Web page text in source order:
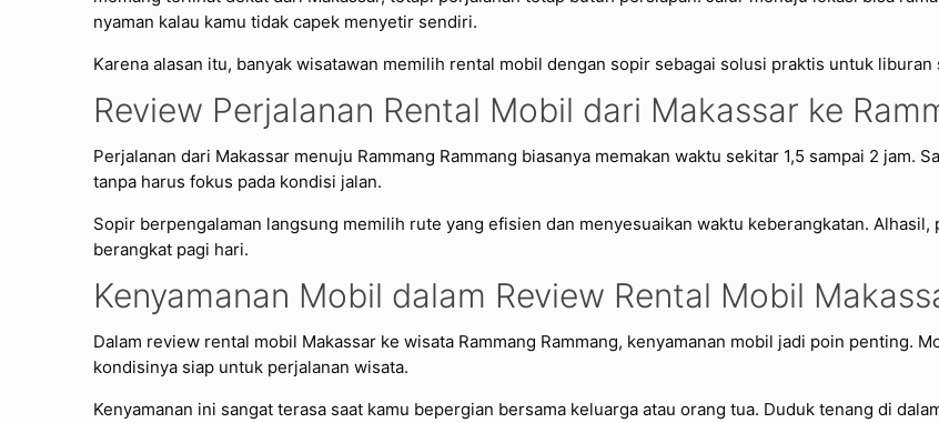
nyaman kalau kamu tidak capek menyetir sendiri.
Karena alasan itu, banyak wisatawan memilih rental mobil dengan sopir sebagai solusi praktis untuk liburan
Review Perjalanan Rental Mobil dari Makassar ke
Perjalanan dari Makassar menuju Rammang Rammang biasanya memakan waktu sekitar 1,5 sampai 2 jam.
tanpa harus fokus pada kondisi jalan.
Sopir berpengalaman langsung memilih rute yang efisien dan menyesuaikan waktu keberangkatan.
berangkat pagi hari.
Kenyamanan Mobil dalam Review Rental Mobil
Dalam review rental mobil Makassar ke wisata Rammang Rammang, kenyamanan mobil jadi poin penting.
kondisinya siap untuk perjalanan wisata.
Kenyamanan ini sangat terasa saat kamu bepergian bersama keluarga atau orang tua. Duduk tenang di